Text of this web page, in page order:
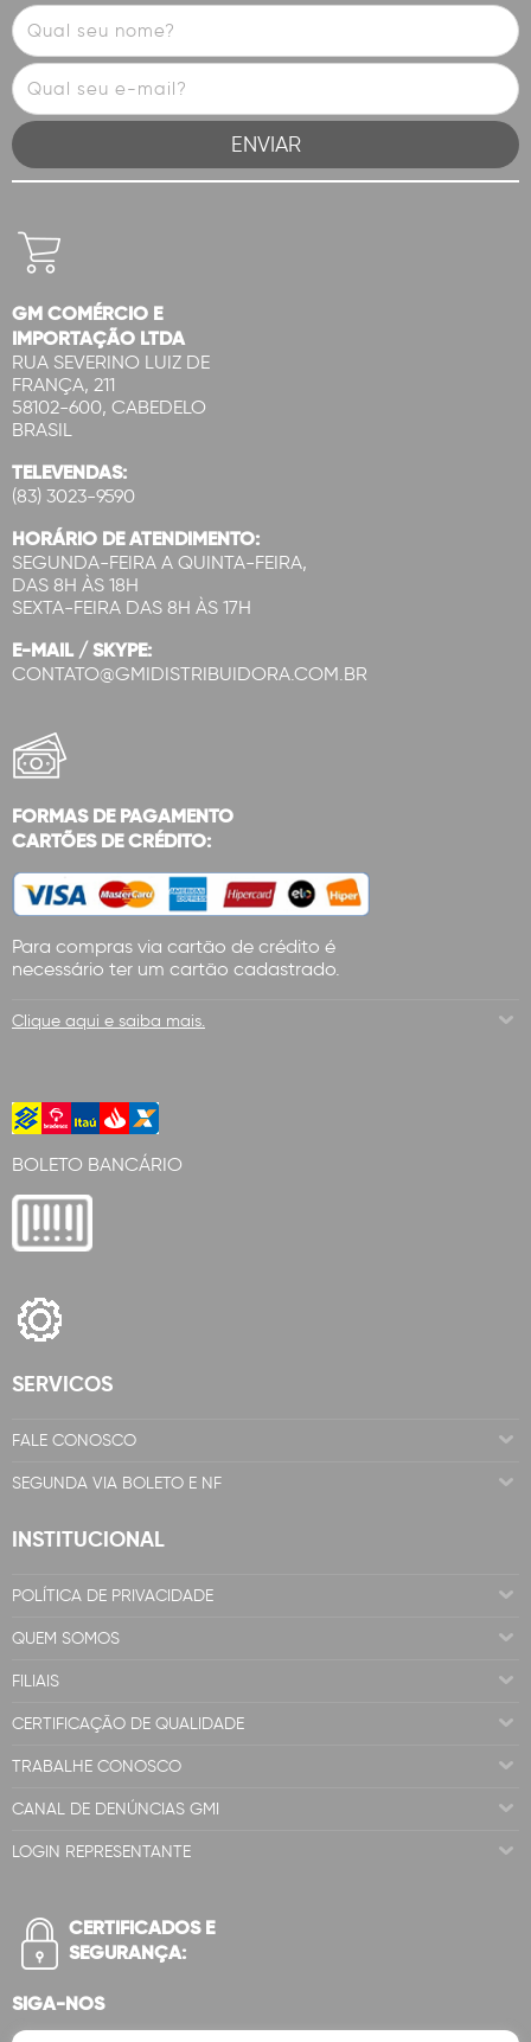
GM COMÉRCIO E
IMPORTAÇÃO LTDA
RUA SEVERINO LUIZ DE
FRANÇA, 211
58102-600, CABEDELO
BRASIL
TELEVENDAS:
(83) 3023-9590
HORÁRIO DE ATENDIMENTO:
SEGUNDA-FEIRA A QUINTA-FEIRA,
DAS 8H ÀS 18H
SEXTA-FEIRA DAS 8H ÀS 17H
E-MAIL / SKYPE:
CONTATO@GMIDISTRIBUIDORA.COM.BR
FORMAS DE PAGAMENTO
CARTÕES DE CRÉDITO:
Para compras via cartão de crédito é
necessário ter um cartão cadastrado.
Clique aqui e saiba mais.
BOLETO BANCÁRIO
SERVICOS
FALE CONOSCO
SEGUNDA VIA BOLETO E NF
INSTITUCIONAL
POLÍTICA DE PRIVACIDADE
QUEM SOMOS
FILIAIS
CERTIFICAÇÃO DE QUALIDADE
TRABALHE CONOSCO
CANAL DE DENÚNCIAS GMI
LOGIN REPRESENTANTE
CERTIFICADOS E
SEGURANÇA:
SIGA-NOS